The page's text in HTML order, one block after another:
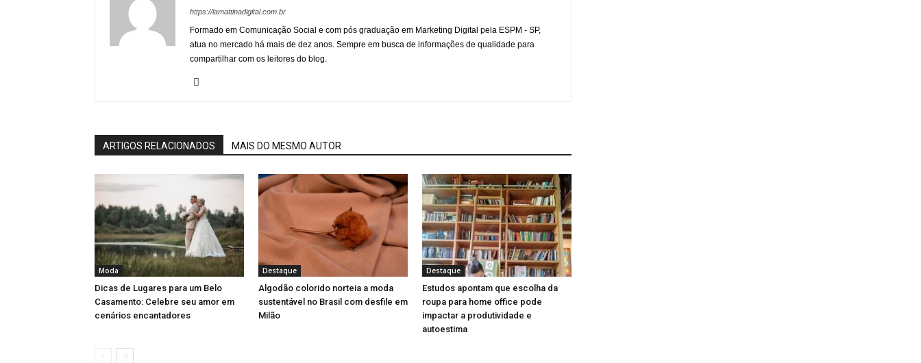
https://lamattinadigital.com.br
Formado em Comunicação Social e com pós graduação em Marketing Digital pela ESPM - SP,
atua no mercado há mais de dez anos. Sempre em busca de informações de qualidade para
compartilhar com os leitores do blog.
ARTIGOS RELACIONADOS MAIS DO MESMO AUTOR
Moda
Dicas de Lugares para um Belo
Casamento: Celebre seu amor em
cenários encantadores
Destaque
Algodão colorido norteia a moda
sustentável no Brasil com desfile em
Milão
Destaque
Estudos apontam que escolha da
roupa para home office pode
impactar a produtividade e
autoestima